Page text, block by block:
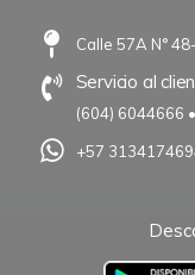
Calle 57A N°
Servicio al
(604) 6044666 •
+57